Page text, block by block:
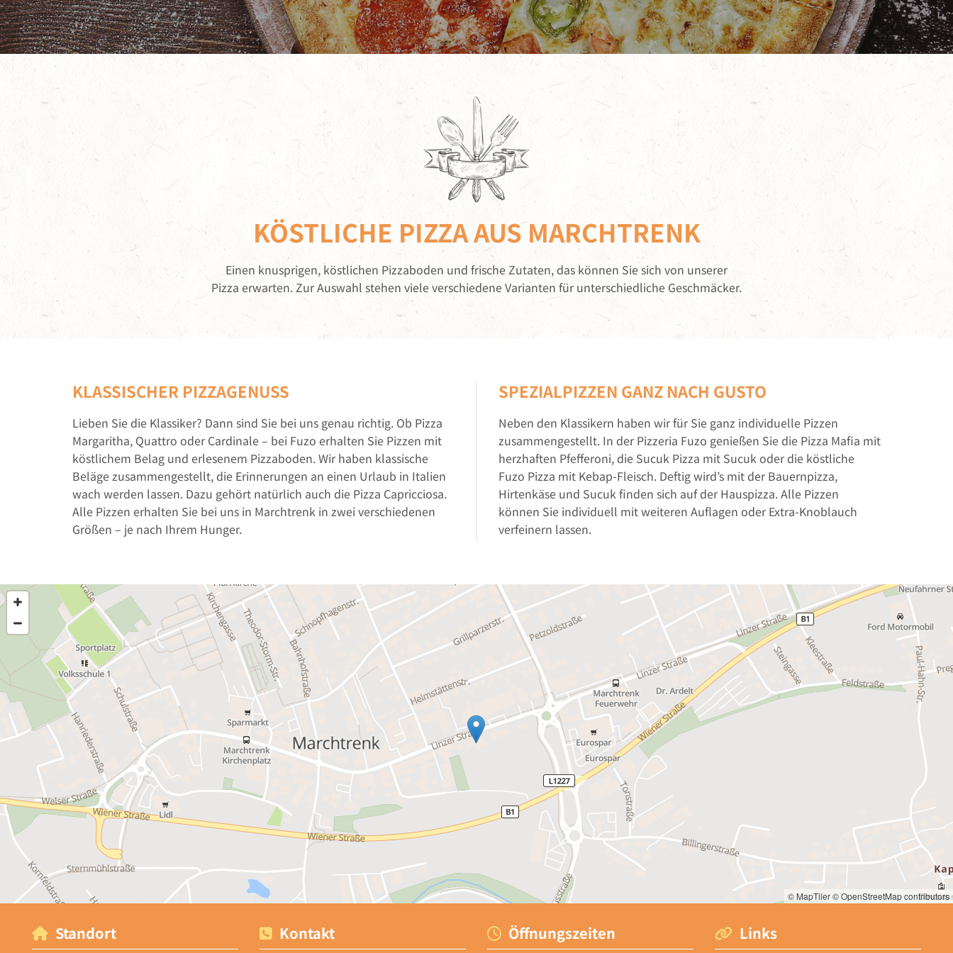
KÖSTLICHE PIZZA AUS MARCHTRENK
Einen knusprigen, köstlichen Pizzaboden und frische Zutaten, das können Sie sich von unserer
Pizza erwarten. Zur Auswahl stehen viele verschiedene Varianten für unterschiedliche Geschmäcker.
KLASSISCHER PIZZAGENUSS
Lieben Sie die Klassiker? Dann sind Sie bei uns genau richtig. Ob Pizza
Margaritha, Quattro oder Cardinale – bei Fuzo erhalten Sie Pizzen mit
köstlichem Belag und erlesenem Pizzaboden. Wir haben klassische
Beläge zusammengestellt, die Erinnerungen an einen Urlaub in Italien
wach werden lassen. Dazu gehört natürlich auch die Pizza Capricciosa.
Alle Pizzen erhalten Sie bei uns in Marchtrenk in zwei verschiedenen
Größen – je nach Ihrem Hunger.
SPEZIALPIZZEN GANZ NACH GUSTO
Neben den Klassikern haben wir für Sie ganz individuelle Pizzen
zusammengestellt. In der Pizzeria Fuzo genießen Sie die Pizza Mafia mit
herzhaften Pfefferoni, die Sucuk Pizza mit Sucuk oder die köstliche
Fuzo Pizza mit Kebap-Fleisch. Deftig wird’s mit der Bauernpizza,
Hirtenkäse und Sucuk finden sich auf der Hauspizza. Alle Pizzen
können Sie individuell mit weiteren Auflagen oder Extra-Knoblauch
verfeinern lassen.
© MapTiler© OpenStreetMap contributors
 Standort  Kontakt  Öffnungszeiten  Links